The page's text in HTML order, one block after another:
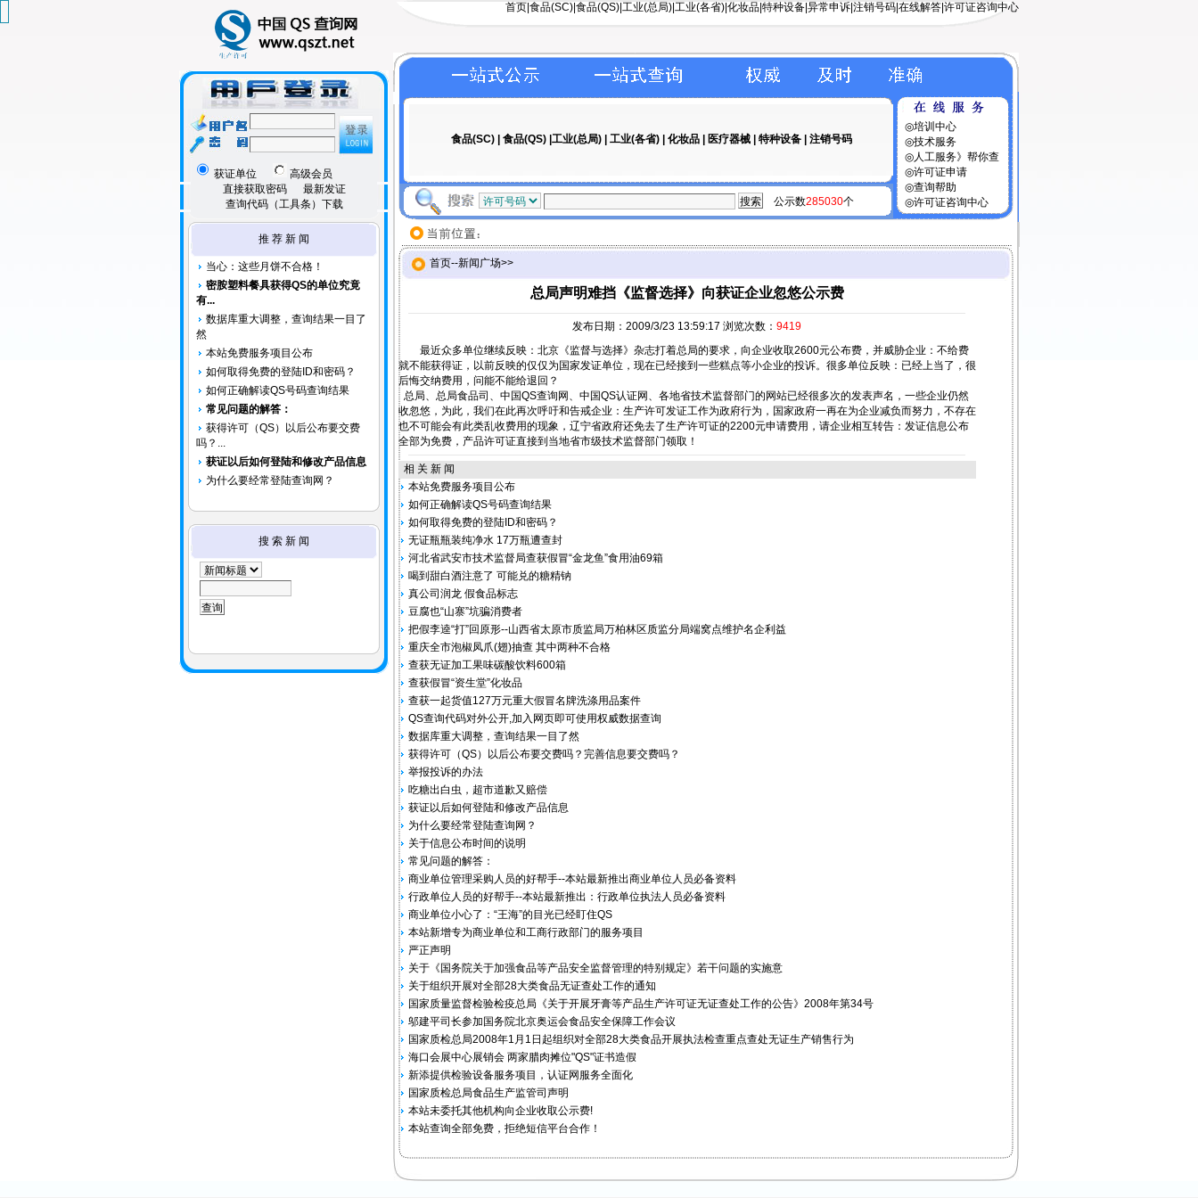
获证单位
高级会员
直接获取密码
最新发证
查询代码（工具条）下载
首页 食品(SC) 食品(QS) |工业(总局)| 工业(各省) 化妆品 特种设备 异常申诉 注销号码 在线解答 许可证咨询中心
◎培训中心
◎技术服务
◎人工服务》帮你查
◎许可证申请
◎查询帮助
◎许可证咨询中心
食品(SC)| 食品(QS)|工业(总局) | 工业(各省)| 化妆品| 医疗器械| 特种设备| 注销号码
公示数285030个
推 荐 新 闻
当心：这些月饼不合格！
密胺塑料餐具获得QS的单位究竟
有...
数据库重大调整，查询结果一目了
然
本站免费服务项目公布
如何取得免费的登陆ID和密码？
如何正确解读QS号码查询结果
常见问题的解答：
获得许可（QS）以后公布要交费
吗？...
获证以后如何登陆和修改产品信息
为什么要经常登陆查询网？
搜 索 新 闻
首页--新闻广场>>
总局声明难挡《监督选择》向获证企业忽悠公示费
发布日期：2009/3/23 13:59:17 浏览次数： 9419
最近众多单位继续反映：北京《监督与选择》杂志打着总局的要求，向企业收取2600元公布费，并威胁企业：不给费
就不能获得证，以前反映的仅仅为国家发证单位，现在已经接到一些糕点等小企业的投诉。很多单位反映：已经上当了，很
后悔交纳费用，问能不能给退回？
总局、总局食品司、中国QS查询网、中国QS认证网、各地省技术监督部门的网站已经很多次的发表声名，一些企业仍然
收忽悠，为此，我们在此再次呼吁和告戒企业：生产许可发证工作为政府行为，国家政府一再在为企业减负而努力，不存在
也不可能会有此类乱收费用的现象，辽宁省政府还免去了生产许可证的2200元申请费用，请企业相互转告：发证信息公布
全部为免费，产品许可证直接到当地省市级技术监督部门领取！
相 关 新 闻
本站免费服务项目公布
如何正确解读QS号码查询结果
如何取得免费的登陆ID和密码？
无证瓶瓶装纯净水 17万瓶遭查封
河北省武安市技术监督局查获假冒“金龙鱼”食用油69箱
喝到甜白酒注意了 可能兑的糖精钠
真公司润龙 假食品标志
豆腐也“山寨”坑骗消费者
把假李逵“打”回原形--山西省太原市质监局万柏林区质监分局端窝点维护名企利益
重庆全市泡椒凤爪(翅)抽查 其中两种不合格
查获无证加工果味碳酸饮料600箱
查获假冒“资生堂”化妆品
查获一起货值127万元重大假冒名牌洗涤用品案件
QS查询代码对外公开,加入网页即可使用权威数据查询
数据库重大调整，查询结果一目了然
获得许可（QS）以后公布要交费吗？完善信息要交费吗？
举报投诉的办法
吃糖出白虫，超市道歉又赔偿
获证以后如何登陆和修改产品信息
为什么要经常登陆查询网？
关于信息公布时间的说明
常见问题的解答：
商业单位管理采购人员的好帮手--本站最新推出商业单位人员必备资料
行政单位人员的好帮手--本站最新推出：行政单位执法人员必备资料
商业单位小心了：“王海”的目光已经盯住QS
本站新增专为商业单位和工商行政部门的服务项目
严正声明
关于《国务院关于加强食品等产品安全监督管理的特别规定》若干问题的实施意
关于组织开展对全部28大类食品无证查处工作的通知
国家质量监督检验检疫总局《关于开展牙膏等产品生产许可证无证查处工作的公告》2008年第34号
邬建平司长参加国务院北京奥运会食品安全保障工作会议
国家质检总局2008年1月1日起组织对全部28大类食品开展执法检查重点查处无证生产销售行为
海口会展中心展销会 两家腊肉摊位"QS"证书造假
新添提供检验设备服务项目，认证网服务全面化
国家质检总局食品生产监管司声明
本站未委托其他机构向企业收取公示费!
本站查询全部免费，拒绝短信平台合作！